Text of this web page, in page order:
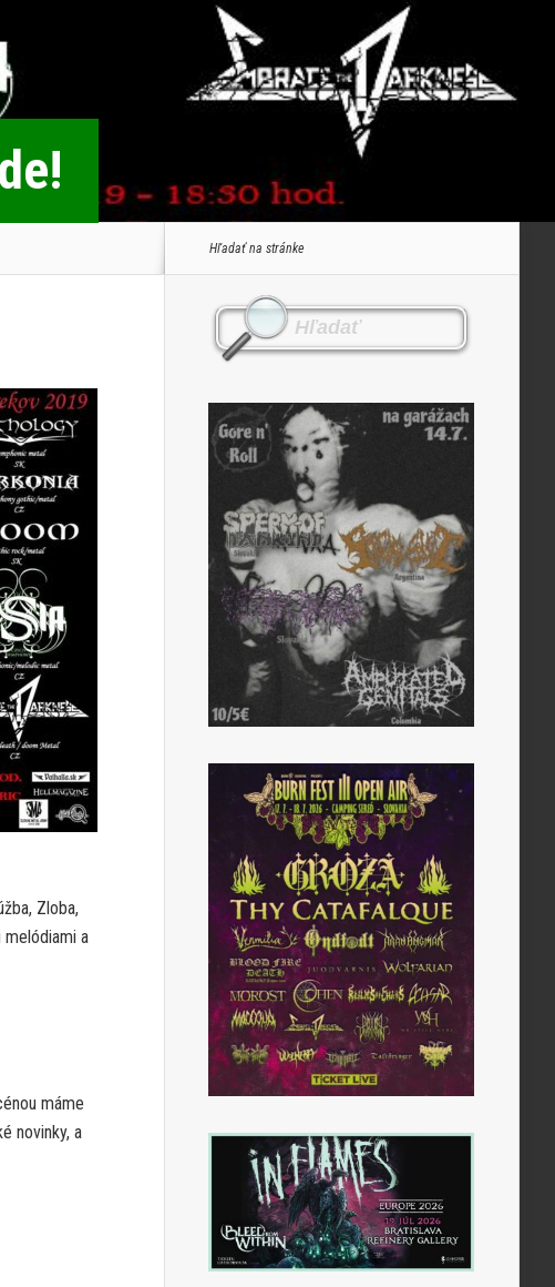
Zloba,
a
máme
novinky, a
Hľadať na stránke